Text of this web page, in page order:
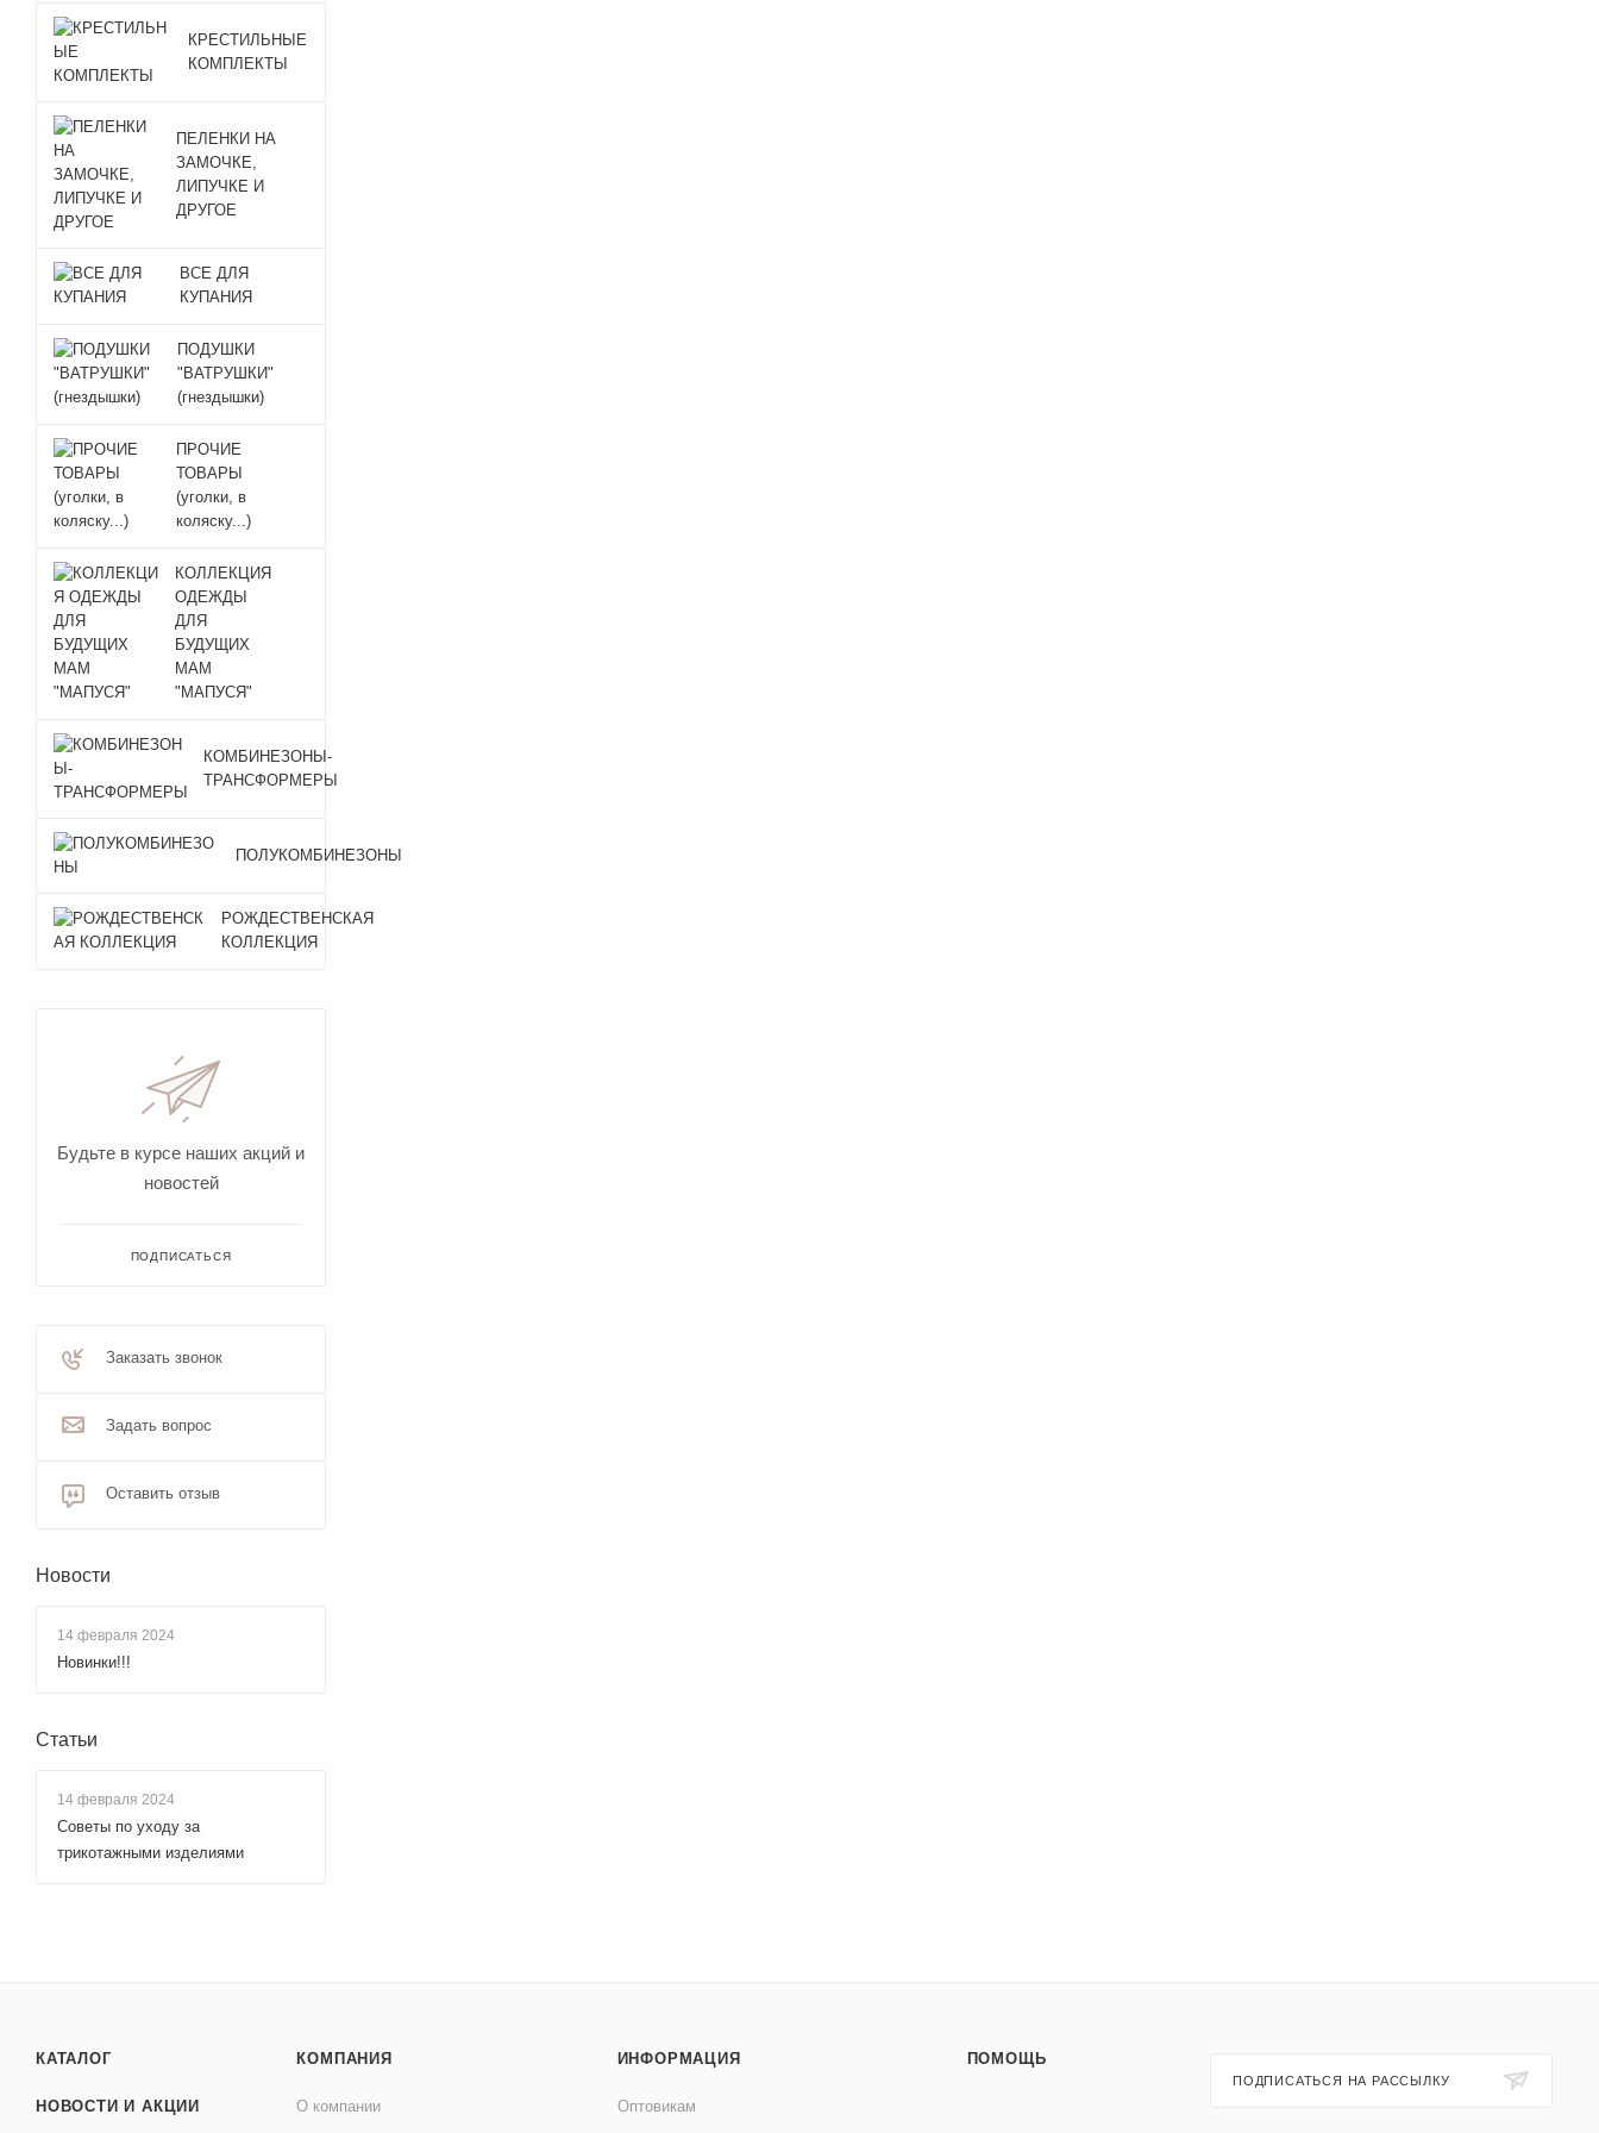
КРЕСТИЛЬНЫЕ
КОМПЛЕКТЫ
ПЕЛЕНКИ НА
ЗАМОЧКЕ,
ЛИПУЧКЕ И
ДРУГОЕ
ВСЕ ДЛЯ
КУПАНИЯ
ПОДУШКИ
"ВАТРУШКИ"
(гнездышки)
ПРОЧИЕ
ТОВАРЫ
(уголки, в
коляску...)
КОЛЛЕКЦИЯ
ОДЕЖДЫ
ДЛЯ
БУДУЩИХ
МАМ
"МАПУСЯ"
КОМБИНЕЗОНЫ-
ТРАНСФОРМЕРЫ
ПОЛУКОМБИНЕЗОНЫ
РОЖДЕСТВЕНСКАЯ
КОЛЛЕКЦИЯ
Будьте в курсе наших акций и
новостей
ПОДПИСАТЬСЯ
Заказать звонок
Задать вопрос
Оставить отзыв
Новости
14 февраля 2024
Новинки!!!
Статьи
14 февраля 2024
Советы по уходу за
трикотажными изделиями
КАТАЛОГ
НОВОСТИ И АКЦИИ
КОМПАНИЯ
О компании
ИНФОРМАЦИЯ
Оптовикам
ПОМОЩЬ
ПОДПИСАТЬСЯ НА РАССЫЛКУ